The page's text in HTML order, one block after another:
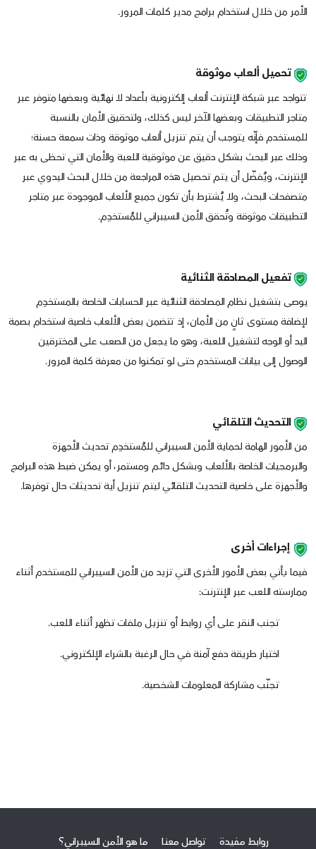
الأمر من خلال استخدام برامج مدير كلمات المرور.
تحميل ألعاب موثوقة
تتواجد عبر شبكة الإنترنت ألعاب إلكترونية بأعداد لا نهائية وبعضها متوفر عبر
متاجر التطبيقات وبعضها الآخر ليس كذلك، ولتحقيق الأمان بالنسبة
للمستخدم فإنّه يتوجب أن يتم تنزيل ألعاب موثوقة وذات سمعة حسنة؛
وذلك عبر البحث بشكل دقيق عن موثوقية اللعبة والأمان التي تحظى به عبر
الإنترنت، ويُفضّل أن يتم تحصيل هذه المراجعة من خلال البحث اليدوي عبر
متصفحات البحث، ولا يُشترط بأن تكون جميع الألعاب الموجودة عبر متاجر
التطبيقات موثوقة وتُحقق الأمن السيبراني للمُستخدِم.
تفعيل المصادقة الثنائية
يوصى بتشغيل نظام المصادقة الثنائية عبر الحسابات الخاصة بالمستخدِم
لإضافة مستوى ثانٍ من الأمان، إذ تتضمن بعض الألعاب خاصية استخدام بصمة
اليد أو الوجه لتشغيل اللعبة، وهو ما يجعل من الصعب على المخترقين
الوصول إلى بيانات المستخدم حتى لو تمكنوا من معرفة كلمة المرور.
التحديث التلقائي
من الأمور الهامة لحماية الأمن السيبراني للمُستخدِم تحديث الأجهزة
والبرمجيات الخاصة بالألعاب وبشكل دائم ومستمر، أو يمكن ضبط هذه البرامج
والأجهزة على خاصية التحديث التلقائي ليتم تنزيل أية تحديثات حال توفرها.
إجراءات أخرى
فيما يأتي بعض الأمور الأخرى التي تزيد من الأمن السيبراني للمستخدم أثناء
ممارسته اللعب عبر الإنترنت:
تجنب النقر على أي روابط أو تنزيل ملفات تظهر أثناء اللعب.
اختيار طريقة دفع آمنة في حال الرغبة بالشراء الإلكتروني.
تجنّب مشاركة المعلومات الشخصية.
روابط مفيدة تواصل معنا ما هو الأمن السيبراني؟